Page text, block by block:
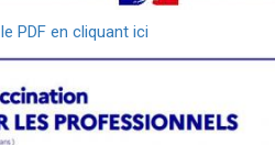
PDF en cliquant ici